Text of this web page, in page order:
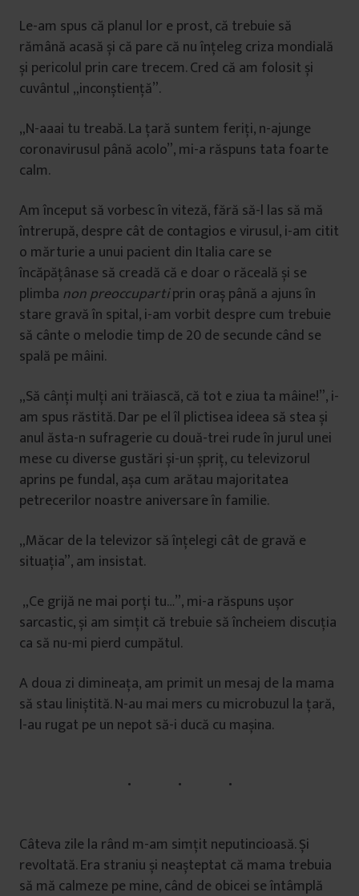
Le-am spus că planul lor e prost, că trebuie să
rămână acasă și că pare că nu înțeleg criza mondială
și pericolul prin care trecem. Cred că am folosit și
cuvântul „inconștiență”.
„N-aaai tu treabă. La țară suntem feriți, n-ajunge
coronavirusul până acolo”, mi-a răspuns tata foarte
calm.
Am început să vorbesc în viteză, fără să-l las să mă
întrerupă, despre cât de contagios e virusul, i-am citit
o mărturie a unui pacient din Italia care se
încăpățânase să creadă că e doar o răceală și se
plimba non preoccupartiprin oraș până a ajuns în
stare gravă în spital, i-am vorbit despre cum trebuie
să cânte o melodie timp de 20 de secunde când se
spală pe mâini.
„Să cânți mulți ani trăiască, că tot e ziua ta mâine!”, i-
am spus răstită. Dar pe el îl plictisea ideea să stea și
anul ăsta-n sufragerie cu două-trei rude în jurul unei
mese cu diverse gustări și-un șpriț, cu televizorul
aprins pe fundal, așa cum arătau majoritatea
petrecerilor noastre aniversare în familie.
„Măcar de la televizor să înțelegi cât de gravă e
situația”, am insistat.
„Ce grijă ne mai porți tu…”, mi-a răspuns ușor
sarcastic, și am simțit că trebuie să încheiem discuția
ca să nu-mi pierd cumpătul.
A doua zi dimineața, am primit un mesaj de la mama
să stau liniștită. N-au mai mers cu microbuzul la țară,
l-au rugat pe un nepot să-i ducă cu mașina.
Câteva zile la rând m-am simțit neputincioasă. Și
revoltată. Era straniu și neașteptat că mama trebuia
să mă calmeze pe mine, când de obicei se întâmplă